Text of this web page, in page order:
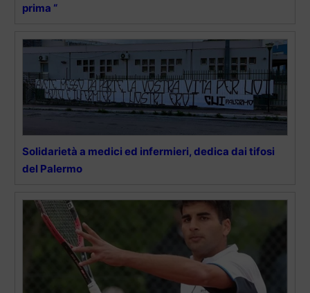
prima “
Solidarietà a medici ed infermieri, dedica dai tifosi
del Palermo